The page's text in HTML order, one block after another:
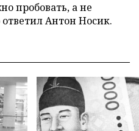
пробовать, а не
Антон Носик.